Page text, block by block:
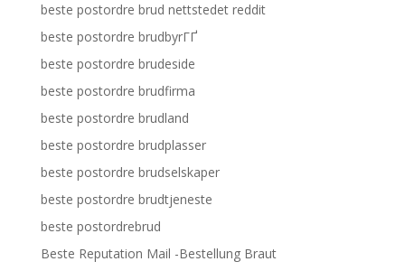
beste postordre brud nettstedet reddit
beste postordre brudbyrГҐ
beste postordre brudeside
beste postordre brudfirma
beste postordre brudland
beste postordre brudplasser
beste postordre brudselskaper
beste postordre brudtjeneste
beste postordrebrud
Beste Reputation Mail -Bestellung Braut